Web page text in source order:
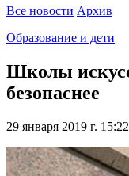
Все новости Архив
Образование и дети
Школы
безопаснее
29 января 2019 г. 15:22